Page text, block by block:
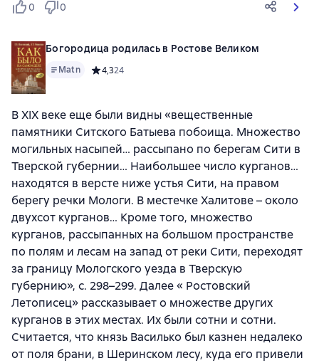
0 0
Богородица родилась в Ростове Великом
Matn Средний рейтинг 4,3 на основе 24 оценок
4,324
В XIX веке еще были видны «вещественные
памятники Ситского Батыева побоища. Множество
могильных насыпей… рассыпано по берегам Сити в
Тверской губернии… Наибольшее число курганов…
находятся в версте ниже устья Сити, на правом
берегу речки Мологи. В местечке Халитове – около
двухсот курганов… Кроме того, множество
курганов, рассыпанных на большом пространстве
по полям и лесам на запад от реки Сити, переходят
за границу Мологского уезда в Тверскую
губернию», с. 298–299. Далее « Ростовский
Летописец» рассказывает о множестве других
курганов в этих местах. Их были сотни и сотни.
Считается, что князь Василько был казнен недалеко
от поля брани, в Шеринском лесу, куда его привели